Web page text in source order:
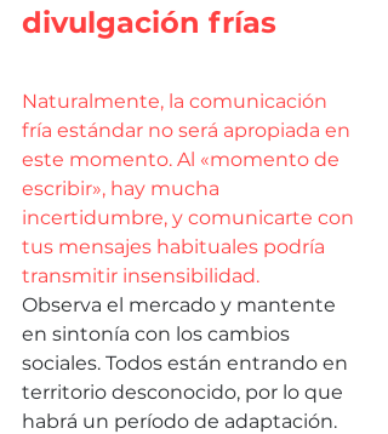
divulgación frías
Naturalmente, la comunicación
fría estándar no será apropiada en
este momento. Al «momento de
escribir», hay mucha
incertidumbre, y comunicarte con
tus mensajes habituales podría
transmitir insensibilidad.
Observa el mercado y mantente
en sintonía con los cambios
sociales. Todos están entrando en
territorio desconocido, por lo que
habrá un período de adaptación.